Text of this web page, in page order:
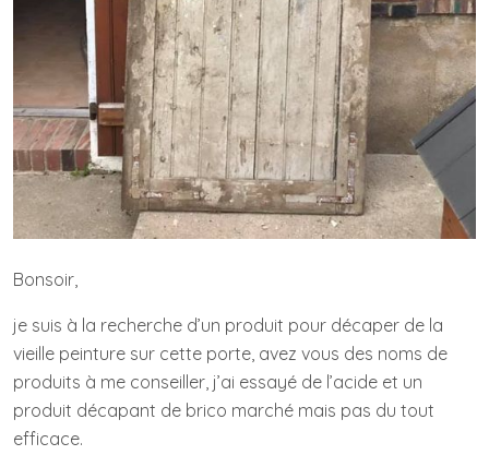
Bonsoir,
je suis à la recherche d’un produit pour décaper de la
vieille peinture sur cette porte, avez vous des noms de
produits à me conseiller, j’ai essayé de l’acide et un
produit décapant de brico marché mais pas du tout
efficace.